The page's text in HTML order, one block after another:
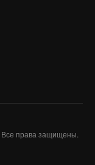
Все права защищены.